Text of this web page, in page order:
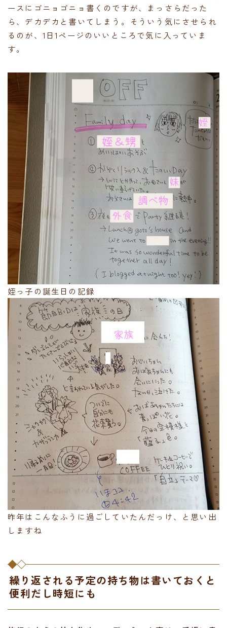
ースにゴニョゴニョ書くのですが、まっさらだった
ら、デカデカと書いてしまう。そういう気にさせられ
るのが、1日1ページのいいところで気に入っていま
す。
姪っ子の誕生日の記録
昨年はこんなふうに過ごしていたんだっけ、と思い出
しますね
繰り返される予定の持ち物は書いておくと
便利だし時短にも